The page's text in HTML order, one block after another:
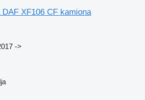
XF106 CF kamiona
->